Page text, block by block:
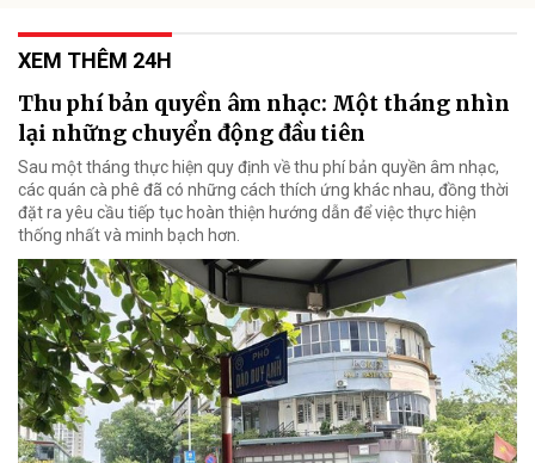
XEM THÊM 24H
Thu phí bản quyền âm nhạc: Một tháng nhìn
lại những chuyển động đầu tiên
Sau một tháng thực hiện quy định về thu phí bản quyền âm nhạc,
các quán cà phê đã có những cách thích ứng khác nhau, đồng thời
đặt ra yêu cầu tiếp tục hoàn thiện hướng dẫn để việc thực hiện
thống nhất và minh bạch hơn.